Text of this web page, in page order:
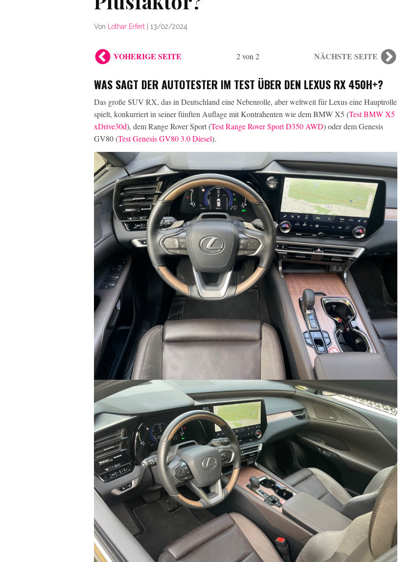
Von Lothar Erfert 13/02/2024
VOHERIGE SEITE 2 von 2 NÄCHSTE SEITE
WAS SAGT DER AUTOTESTER IM TEST ÜBER DEN LEXUS RX 450H+?
Das große SUV RX, das in Deutschland eine Nebenrolle, aber weltweit für Lexus eine Hauptrolle
spielt, konkurriert in seiner fünften Auflage mit Kontrahenten wie dem BMW X5 (Test BMW X5
xDrive30d), dem Range Rover Sport (Test Range Rover Sport D350 AWD) oder dem Genesis
GV80 (Test Genesis GV80 3.0 Diesel).